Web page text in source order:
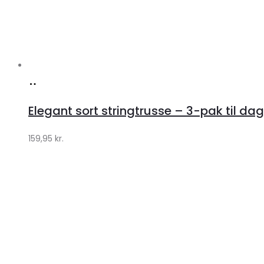
Klædeskabet.dk
Elegant sort stringtrusse – 3-pak til
159,95 kr.